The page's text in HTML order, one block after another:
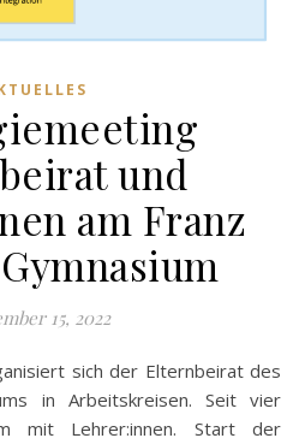
und
am Franz
15, 2022
in Arbeitskreisen. Seit vier
mit Lehrer:innen. Start der